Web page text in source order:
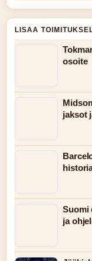
LISAA
osoite
jaksot
Suomi
ja